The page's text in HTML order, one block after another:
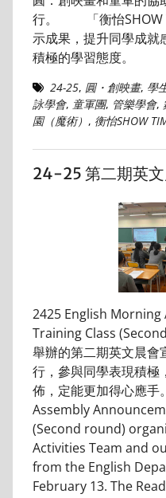
行。 「衡怡SHOW
示成果，提升同學成就
積極的學習態度。
24-25, 圓・創映畫, 學
詠學會, 童軍團, 管樂學會,
園（魔術） , 衡怡SHOW
24-25 第二期英
2425 English
Training Class
舉辦的第二期英文晨會
行，參與同學表現積極
佈，定能更加得心
Assembly
(Second round)
Activities Team and
from the English
February 13. The